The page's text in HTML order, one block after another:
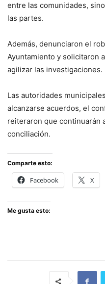
entre las comunidades,
las partes.
Además, denunciaron el
Ayuntamiento y solicitaron
agilizar las investigaciones.
Las autoridades
alcanzarse acuerdos, el
reiteraron que continuarán
conciliación.
Comparte esto:
Facebook X
Me gusta esto: